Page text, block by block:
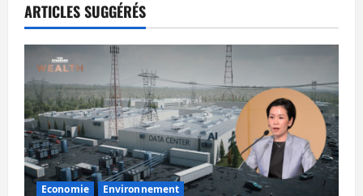
t
i
o
n
d
ARTICLES SUGGÉRÉS
Economie Environnement